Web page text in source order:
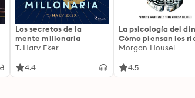
Los secretos de la
mente millonaria
T. Harv Eker
4.4
La psicología del
Cómo piensan los
18 claves
Morgan Housel
4.5